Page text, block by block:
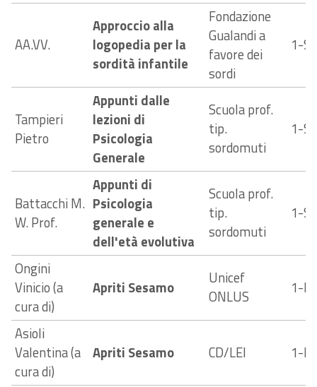
AA.VV.
Approccio alla
logopedia per la
sordità infantile
Fondazione
Gualandi a
favore dei
sordi
1-
Tampieri
Pietro
Appunti dalle
lezioni di
Psicologia
Generale
Scuola prof.
tip.
sordomuti
1-
Battacchi M.
W. Prof.
Appunti di
Psicologia
generale e
dell'età evolutiva
Scuola prof.
tip.
sordomuti
1-
Ongini
Vinicio (a
cura di)
Apriti Sesamo
Unicef
ONLUS
1-
Asioli
Valentina (a
cura di)
Apriti Sesamo CD/LEI 1-